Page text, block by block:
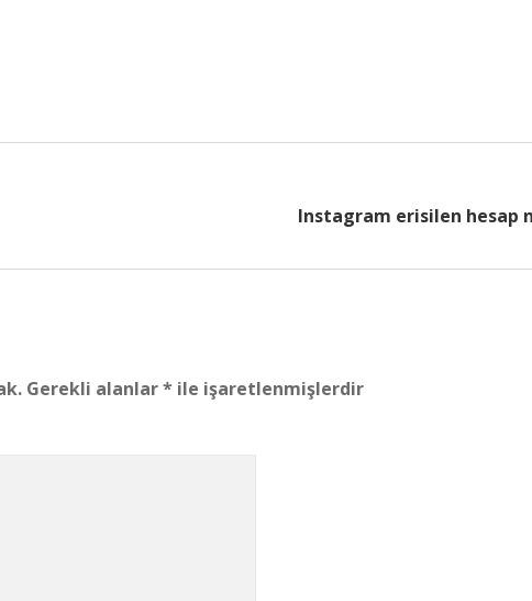
Instagram erisilen hesap
Gerekli alanlar* ile işaretlenmişlerdir